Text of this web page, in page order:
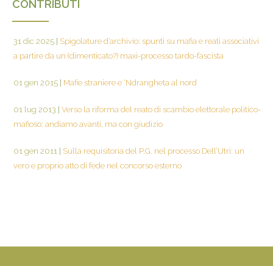
CONTRIBUTI
31 dic 2025
Spigolature d’archivio: spunti su mafia e reati associativi
a partire da un (dimenticato?) maxi-processo tardo-fascista
01 gen 2015 Mafie straniere e ‘Ndrangheta al nord
01 lug 2013
Verso la riforma del reato di scambio elettorale politico-
mafioso: andiamo avanti, ma con giudizio
01 gen 2011
Sulla requisitoria del P.G. nel processo Dell’Utri: un
vero e proprio atto di fede nel concorso esterno